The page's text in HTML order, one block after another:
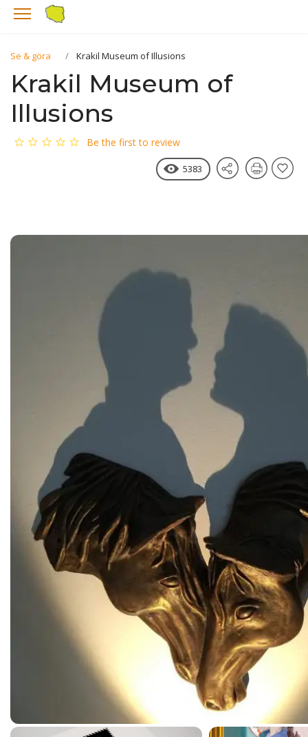
Se & göra Krakil Museum of Illusions
Krakil Museum of
Illusions
Be the first to review
5383